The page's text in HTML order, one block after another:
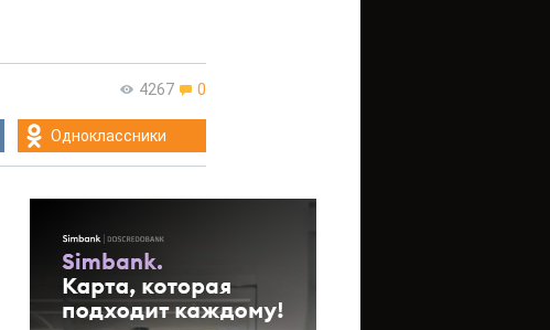
4267 0
Одноклассники